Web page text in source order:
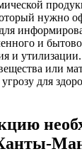
нужно
и
и
или
для